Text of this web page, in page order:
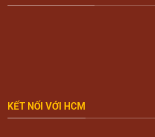
KẾT NỐI VỚI HCM